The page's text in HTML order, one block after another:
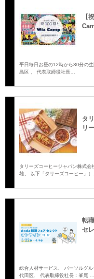
【
平日毎日お昼の12時から30分の
島区 、 代表取締役社長…
タ
リ
タリーズコーヒージャパン株式
雄、 以下「タリーズコーヒー」）
転
セ
総合人材サービス、 パーソルグ
代田区、 代表取締役社長：峯尾 …